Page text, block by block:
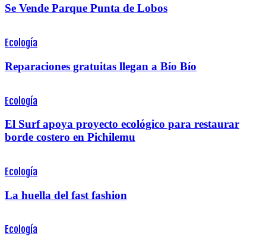
Se Vende Parque Punta de Lobos
Ecología
Reparaciones gratuitas llegan a Bío Bío
Ecología
El Surf apoya proyecto ecológico para restaurar
borde costero en Pichilemu
Ecología
La huella del fast fashion
Ecología